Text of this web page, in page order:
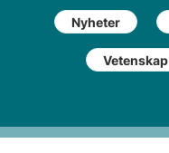
Nyheter
Vetenskap